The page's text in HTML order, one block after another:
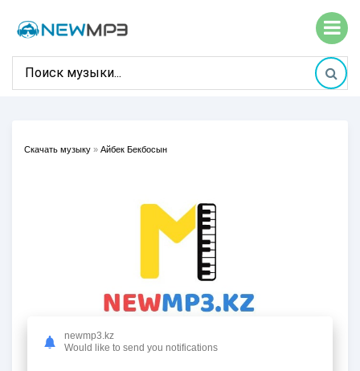
Скачать музыку » Айбек Бекбосын
newmp3.kz
Would like to send you notifications